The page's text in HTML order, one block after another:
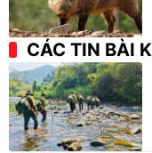
CÁC TIN BÀI